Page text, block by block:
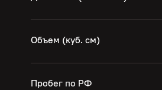
Объем (куб. см)
Пробег по РФ